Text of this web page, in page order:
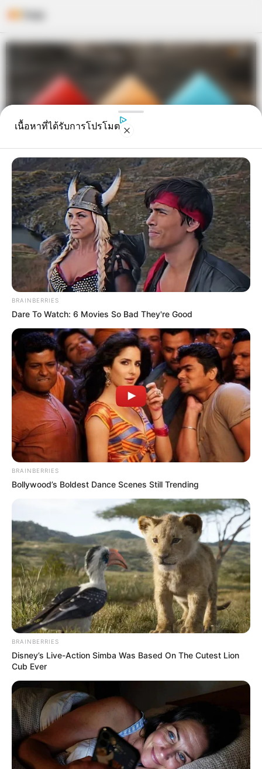
Skip
เรียกเงิน เข้ากระเป๋า ด้วยการพก
ธนบัตรตามปีเกิด ใบเดียวพารวย!
เงินเข้าไม่ขาด
เจ้าหมอดู
แชร์
เรียกเงินเข้ากระเป๋า ด้วยการพกแบงค์เรียกเงิน ตามปีเกิด
หรือที่เรียกกันว่า เงินก้นถุง ใครจะเชื่อว่าธนบัตรเพียงแค่ใบ
เดียว หากพกให้ถูกโฉลกกับตัว ก็สามารถเรียกเงินเข้า
กระเป๋าได้ไม่ขาด! มาดูกันเลยว่าแต่ละปีเกิด จะต้องพก
“แบงค์เรียกเงิน” แบบใดกันบ้าง
ปีชวด
พกธนบัตร 20 บาท ที่ลงท้ายด้วยเลข 7
ปีฉลู
เนื้อหาที่ได้รับการโปรโมต
BRAINBERRIES
Dare To Watch: 6 Movies So Bad They're Good
BRAINBERRIES
Bollywood’s Boldest Dance Scenes Still Trending
BRAINBERRIES
Disney’s Live-Action Simba Was Based On The Cutest Lion
Cub Ever